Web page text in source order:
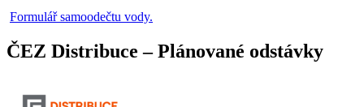
Formulář samoodečtu vody.
ČEZ Distribuce – Plánované odstávky